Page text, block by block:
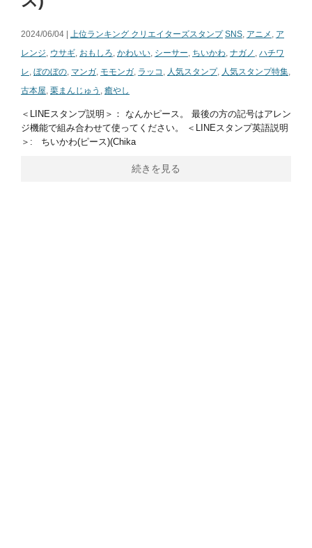
2024/06/04 | 上位ランキング クリエイターズスタンプ SNS, アニメ , ア
レンジ, ウサギ, おもしろ, かわいい, シーサー, ちいかわ, ナガノ , ハチワ
レ, ぼのぼの, マンガ, モモンガ, ラッコ , 人気スタンプ, 人気スタンプ特集,
古本屋, 栗まんじゅう , 癒やし
＜LINEスタンプ説明＞： なんかピース。 最後の方の記号はアレン
ジ機能で組み合わせて使ってください。 ＜LINEスタンプ英語説明
＞: ちいかわ(ピース)(Chika
続きを見る